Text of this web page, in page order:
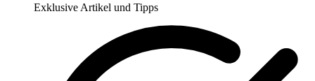
Exklusive Artikel und Tipps